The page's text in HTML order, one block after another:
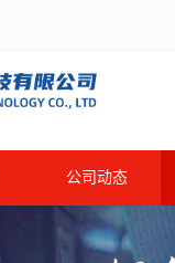
公司动态